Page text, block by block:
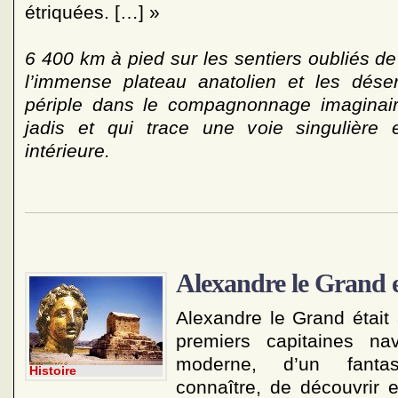
étriquées. […] »
6 400 km à pied sur les sentiers oubliés
l’immense plateau anatolien et les
périple dans le compagnonnage
jadis et qui trace une voie singulière
intérieure.
Histoire
Alexandre le Grand
Alexandre le Grand
premiers capitaines
moderne, d’un
connaître, de découvrir